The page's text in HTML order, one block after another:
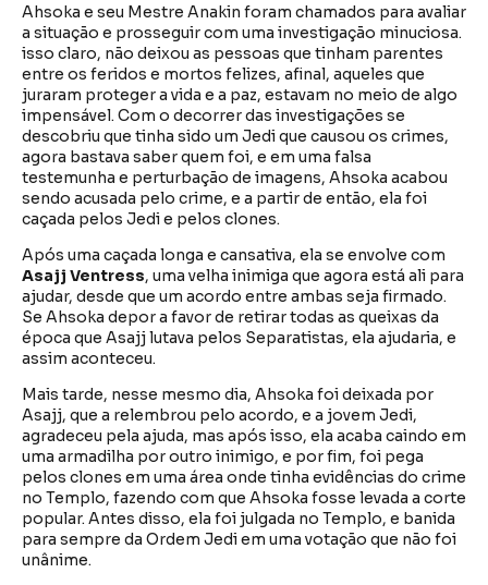
Ahsoka e seu Mestre Anakin foram chamados para avaliar
a situação e prosseguir com uma investigação minuciosa.
isso claro, não deixou as pessoas que tinham parentes
entre os feridos e mortos felizes, afinal, aqueles que
juraram proteger a vida e a paz, estavam no meio de algo
impensável. Com o decorrer das investigações se
descobriu que tinha sido um Jedi que causou os crimes,
agora bastava saber quem foi, e em uma falsa
testemunha e perturbação de imagens, Ahsoka acabou
sendo acusada pelo crime, e a partir de então, ela foi
caçada pelos Jedi e pelos clones.
Após uma caçada longa e cansativa, ela se envolve com
Asajj Ventress, uma velha inimiga que agora está ali para
ajudar, desde que um acordo entre ambas seja firmado.
Se Ahsoka depor a favor de retirar todas as queixas da
época que Asajj lutava pelos Separatistas, ela ajudaria, e
assim aconteceu.
Mais tarde, nesse mesmo dia, Ahsoka foi deixada por
Asajj, que a relembrou pelo acordo, e a jovem Jedi,
agradeceu pela ajuda, mas após isso, ela acaba caindo em
uma armadilha por outro inimigo, e por fim, foi pega
pelos clones em uma área onde tinha evidências do crime
no Templo, fazendo com que Ahsoka fosse levada a corte
popular. Antes disso, ela foi julgada no Templo, e banida
para sempre da Ordem Jedi em uma votação que não foi
unânime.